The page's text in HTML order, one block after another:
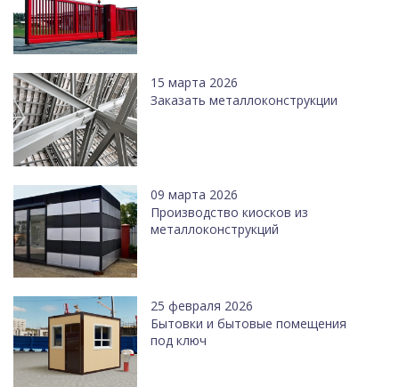
15 марта 2026
Заказать металлоконструкции
09 марта 2026
Производство киосков из
металлоконструкций
25 февраля 2026
Бытовки и бытовые помещения
под ключ